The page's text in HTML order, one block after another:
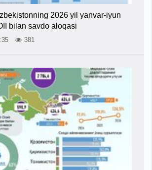
2026 yil yanvar-iyun
bilan savdo aloqasi
381